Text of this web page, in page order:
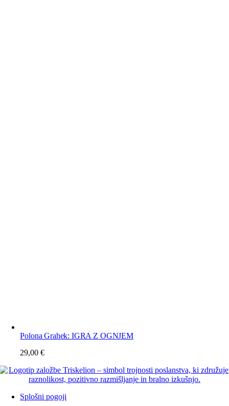
Polona Grahek: IGRA Z OGNJEM
29,00€
Splošni pogoji